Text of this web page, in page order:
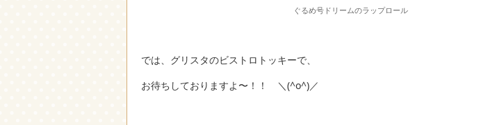
ぐるめ号ドリームのラップロール
では、グリスタのビストロトッキーで、
お待ちしておりますよ〜！！ ＼(^o^)／